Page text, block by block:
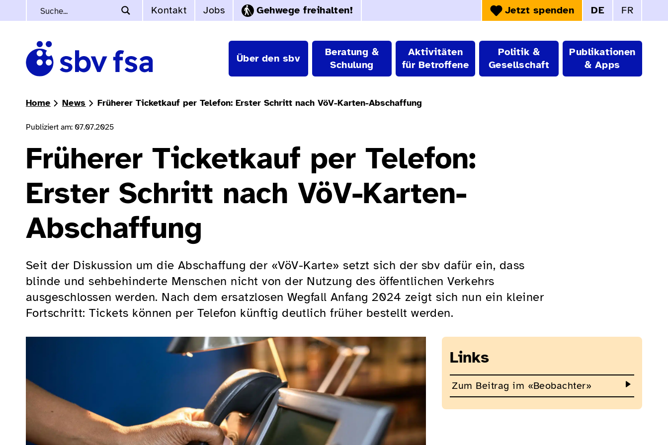
Kontakt Jobs Gehwege freihalten! Jetzt spenden Sprachwahl:
DE FR
Über den sbv
Beratung &
Schulung
Aktivitäten
für Betroffene
Politik &
Gesellschaft
Publikationen
& Apps
Home News Früherer Ticketkauf per Telefon: Erster Schritt nach VöV-Karten-Abschaffung
Publiziert am: 07.07.2025
Früherer Ticketkauf per Telefon:
Erster Schritt nach VöV-Karten-
Abschaffung
Seit der Diskussion um die Abschaffung der «VöV-Karte» setzt sich der sbv dafür ein, dass
blinde und sehbehinderte Menschen nicht von der Nutzung des öffentlichen Verkehrs
ausgeschlossen werden. Nach dem ersatzlosen Wegfall Anfang 2024 zeigt sich nun ein kleiner
Fortschritt: Tickets können per Telefon künftig deutlich früher bestellt werden.
Links
Zum Beitrag im «Beobachter»